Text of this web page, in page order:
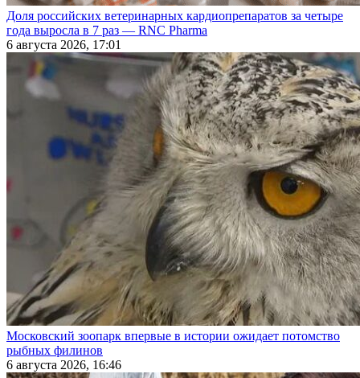
Доля российских ветеринарных кардиопрепаратов за четыре
года выросла в 7 раз — RNC Pharma
6 августа 2026, 17:01
Московский зоопарк впервые в истории ожидает потомство
рыбных филинов
6 августа 2026, 16:46